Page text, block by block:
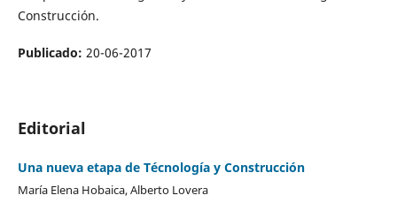
Construcción.
Publicado: 20-06-2017
Editorial
Una nueva etapa de Técnología y Construcción
María Elena Hobaica, Alberto Lovera